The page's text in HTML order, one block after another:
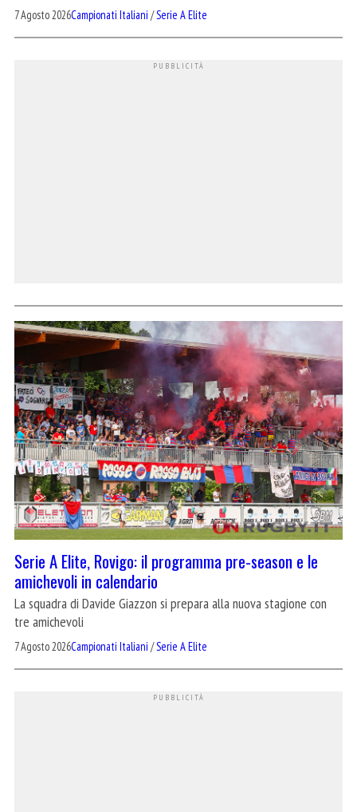
7 Agosto 2026Campionati Italiani /Serie A Elite
Serie A Elite, Rovigo: il programma pre-season e le
amichevoli in calendario
La squadra di Davide Giazzon si prepara alla nuova stagione con
tre amichevoli
7 Agosto 2026Campionati Italiani /Serie A Elite